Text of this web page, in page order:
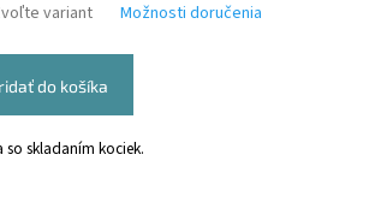
variant Možnosti doručenia
do košíka
so skladaním kociek.